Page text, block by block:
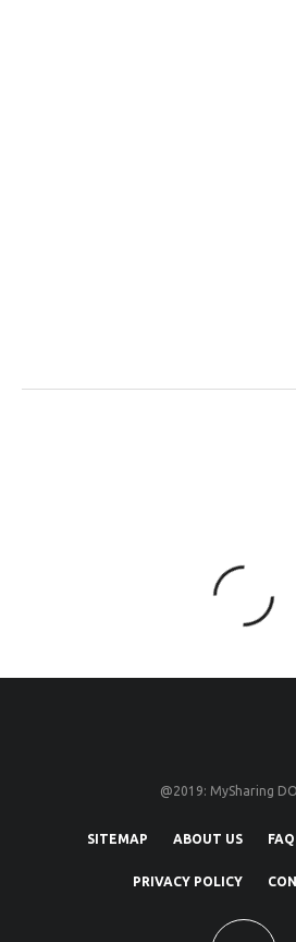
@2019: MySharing
SITEMAP ABOUT US FAQ
PRIVACY POLICY